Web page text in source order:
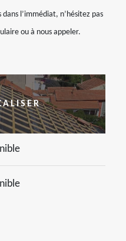
l’immédiat, n’hésitez pas
ou à nous appeler.